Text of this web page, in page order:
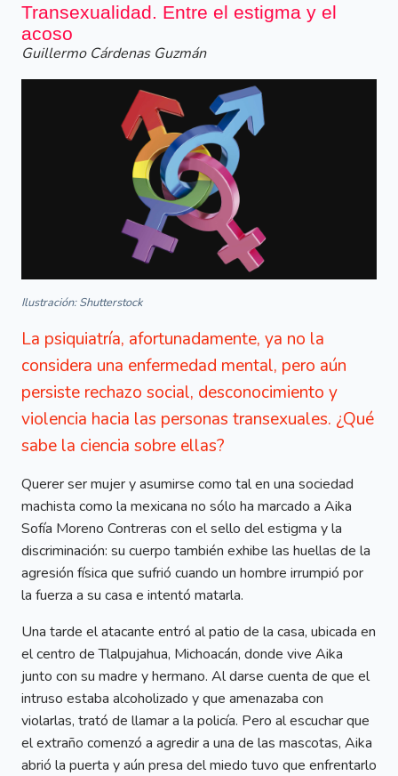
Transexualidad. Entre el estigma y el
acoso
Guillermo Cárdenas Guzmán
Ilustración: Shutterstock
La psiquiatría, afortunadamente, ya no la
considera una enfermedad mental, pero aún
persiste rechazo social, desconocimiento y
violencia hacia las personas transexuales. ¿Qué
sabe la ciencia sobre ellas?
Querer ser mujer y asumirse como tal en una sociedad
machista como la mexicana no sólo ha marcado a Aika
Sofía Moreno Contreras con el sello del estigma y la
discriminación: su cuerpo también exhibe las huellas de la
agresión física que sufrió cuando un hombre irrumpió por
la fuerza a su casa e intentó matarla.
Una tarde el atacante entró al patio de la casa, ubicada en
el centro de Tlalpujahua, Michoacán, donde vive Aika
junto con su madre y hermano. Al darse cuenta de que el
intruso estaba alcoholizado y que amenazaba con
violarlas, trató de llamar a la policía. Pero al escuchar que
el extraño comenzó a agredir a una de las mascotas, Aika
abrió la puerta y aún presa del miedo tuvo que enfrentarlo